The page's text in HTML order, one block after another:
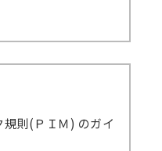
則(ＰＩＭ) のガイ